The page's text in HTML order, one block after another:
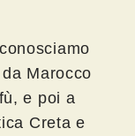
Marocco
e poi a
Creta e